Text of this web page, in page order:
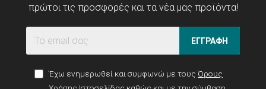
πρώτοι τις προσφορές και τα νέα μας προϊόντα!
ΕΓΓΡΑΦΗ
Έχω ενημερωθεί και συμφωνώ με τους Όρους